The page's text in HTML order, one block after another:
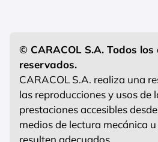
© CARACOL S.A. Todos los
reservados.
CARACOL S.A. realiza una
las reproducciones y usos de
prestaciones accesibles
medios de lectura mecánica
resulten adecuados.